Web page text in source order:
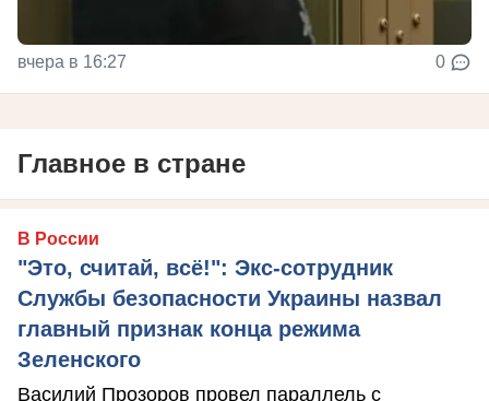
вчера в 16:27 0
Главное в стране
В России
"Это, считай, всё!": Экс-сотрудник
Службы безопасности Украины назвал
главный признак конца режима
Зеленского
Василий Прозоров провел параллель с